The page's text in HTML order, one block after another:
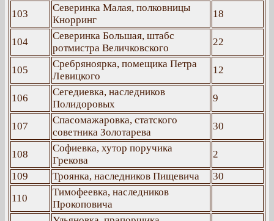
103
Северинка Малая, полковницы
Кнорринг
18
104
Северинка Большая, штабс
ротмистра Величковского
22
105
Сребряноярка, помещика Петра
Левицкого
12
106
Сегедиевка, наследников
Полидоровых
9
107
Спасомажаровка, статского
советника Золотарева
30
108
Софиевка, хутор поручика
Грекова
2
109
Троянка, наследников Пищевича
30
110
Тимофеевка, наследников
Прокоповича